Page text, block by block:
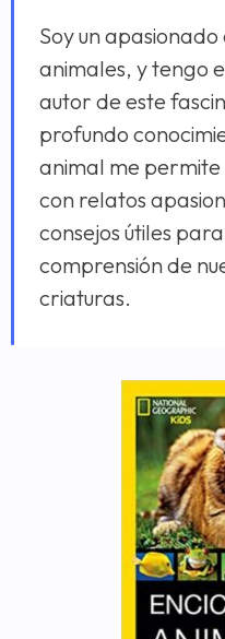
Soy un
animales, y tengo
autor de este
profundo
animal me
con relatos
consejos útiles
comprensión de
criaturas.